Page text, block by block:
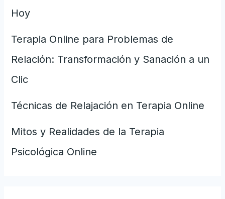
Hoy
Terapia Online para Problemas de
Relación: Transformación y Sanación a un
Clic
Técnicas de Relajación en Terapia Online
Mitos y Realidades de la Terapia
Psicológica Online